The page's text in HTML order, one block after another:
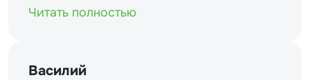
Читать полностью
Василий